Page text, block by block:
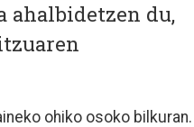
ahalbidetzen du,
ohiko osoko bilkuran.